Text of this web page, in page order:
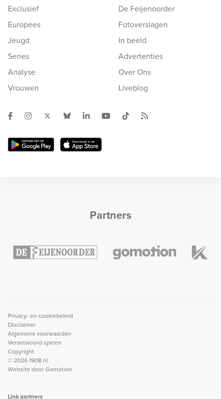
Exclusief
Europees
Jeugd
Series
Analyse
Vrouwen
De Feijenoorder
Fotoverslagen
In beeld
Advertenties
Over Ons
Liveblog
Partners
Privacy- en cookiebeleid
Disclaimer
Algemene voorwaarden
Verantwoord spelen
Copyright
© 2026 1908.nl
Website doorGomotion
Link partners